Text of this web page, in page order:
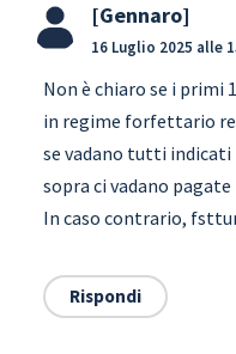
Gennaro
16 Luglio 2025 alle
Non è chiaro se i primi 15.000 euro che vanno fatturati
in regime forfettario
se vadano tutti
sopra ci vadano pagate
In caso contrario,
Rispondi